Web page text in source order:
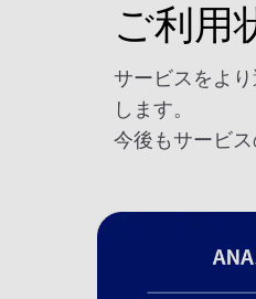
ご利用
サービスをよ
します。
今後もサービ